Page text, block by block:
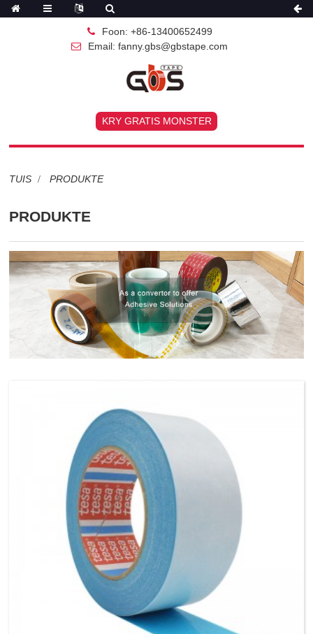
Foon: +86-13400652499
Email: fanny.gbs@gbstape.com
KRY GRATIS MONSTER
TUIS PRODUKTE
PRODUKTE